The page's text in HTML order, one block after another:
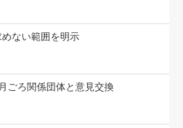
ない範囲を明示
ろ関係団体と意見交換